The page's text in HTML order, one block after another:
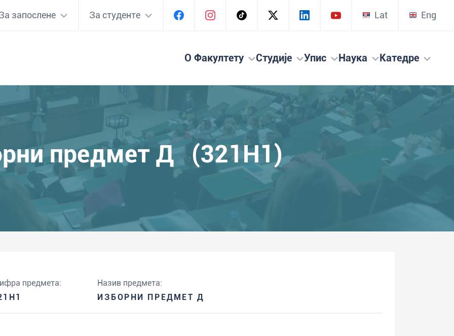
запослене За студенте Lat Eng
О Факултету Студије Упис Наука Катедре
предмет Д (321H1)
предмета:
Назив предмета:
ИЗБОРНИ ПРЕДМЕТ Д